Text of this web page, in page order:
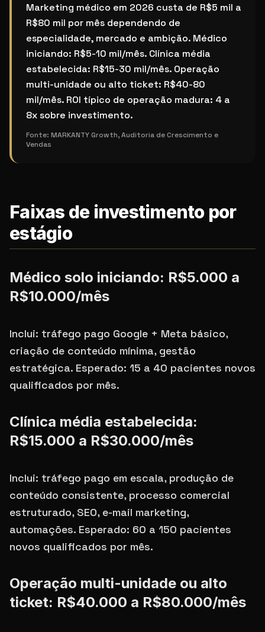
Quanto custa marketing médico em 2026: faixas
Marketing médico em 2026 custa de R$5 mil a
R$80 mil por mês dependendo de
especialidade, mercado e ambição. Médico
iniciando: R$5-10 mil/mês. Clínica média
estabelecida: R$15-30 mil/mês. Operação
multi-unidade ou alto ticket: R$40-80
mil/mês. ROI típico de operação madura: 4 a
8x sobre investimento.
Fonte: MARKANTY Growth, Auditoria de Crescimento e
Vendas
Faixas de investimento por
estágio
Médico solo iniciando: R$5.000 a
R$10.000/mês
Inclui: tráfego pago Google + Meta básico,
criação de conteúdo mínima, gestão
estratégica. Esperado: 15 a 40 pacientes novos
qualificados por mês.
Clínica média estabelecida:
R$15.000 a R$30.000/mês
Inclui: tráfego pago em escala, produção de
conteúdo consistente, processo comercial
estruturado, SEO, e-mail marketing,
automações. Esperado: 60 a 150 pacientes
novos qualificados por mês.
Operação multi-unidade ou alto
ticket: R$40.000 a R$80.000/mês